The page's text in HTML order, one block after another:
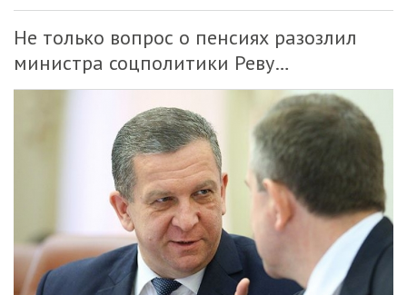
Не только вопрос о пенсиях разозлил
министра соцполитики Реву…